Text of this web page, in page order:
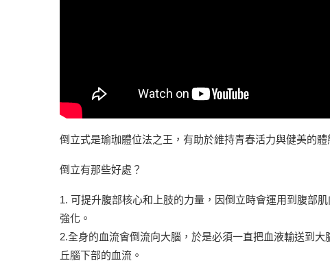
倒立式是瑜珈體位法之王，有助於維持青春活力與健美的體
倒立有那些好處？
1. 可提升腹部核心和上肢的力量，因倒立時會運用到腹部
強化。
2.全身的血流會倒流向大腦，於是必須一直把血液輸送到
丘腦下部的血流。